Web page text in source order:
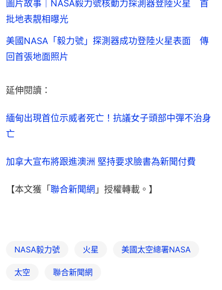
圖片故事｜NASA毅力號核動力探測器登陸火星 首
批地表靚相曝光
美國NASA「毅力號」探測器成功登陸火星表面 傳
回首張地面照片
延伸閱讀：
緬甸出現首位示威者死亡！抗議女子頭部中彈不治身
亡
加拿大宣布將跟進澳洲 堅持要求臉書為新聞付費
【本文獲「聯合新聞網 」授權轉載。】
NASA毅力號 火星 美國太空總署NASA
太空 聯合新聞網